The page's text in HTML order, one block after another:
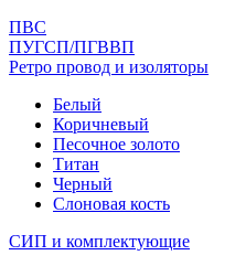
ПВС
ПУГСП/ПГВВП
Ретро провод и изоляторы
Белый
Коричневый
Песочное золото
Титан
Черный
Слоновая кость
СИП и комплектующие